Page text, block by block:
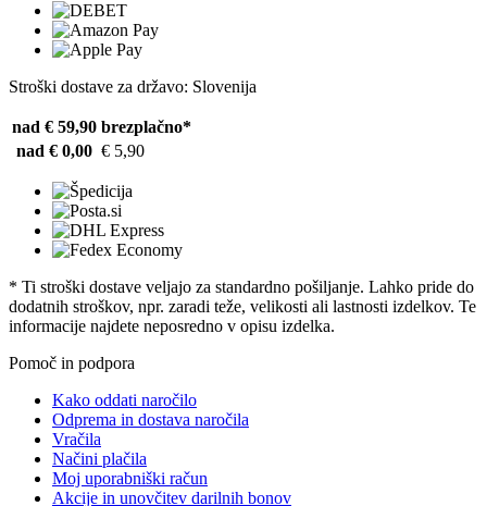
Stroški dostave za državo: Slovenija
nad € 59,90 brezplačno*
nad € 0,00 € 5,90
* Ti stroški dostave veljajo za standardno pošiljanje. Lahko pride do
dodatnih stroškov, npr. zaradi teže, velikosti ali lastnosti izdelkov. Te
informacije najdete neposredno v opisu izdelka.
Pomoč in podpora
Kako oddati naročilo
Odprema in dostava naročila
Vračila
Načini plačila
Moj uporabniški račun
Akcije in unovčitev darilnih bonov